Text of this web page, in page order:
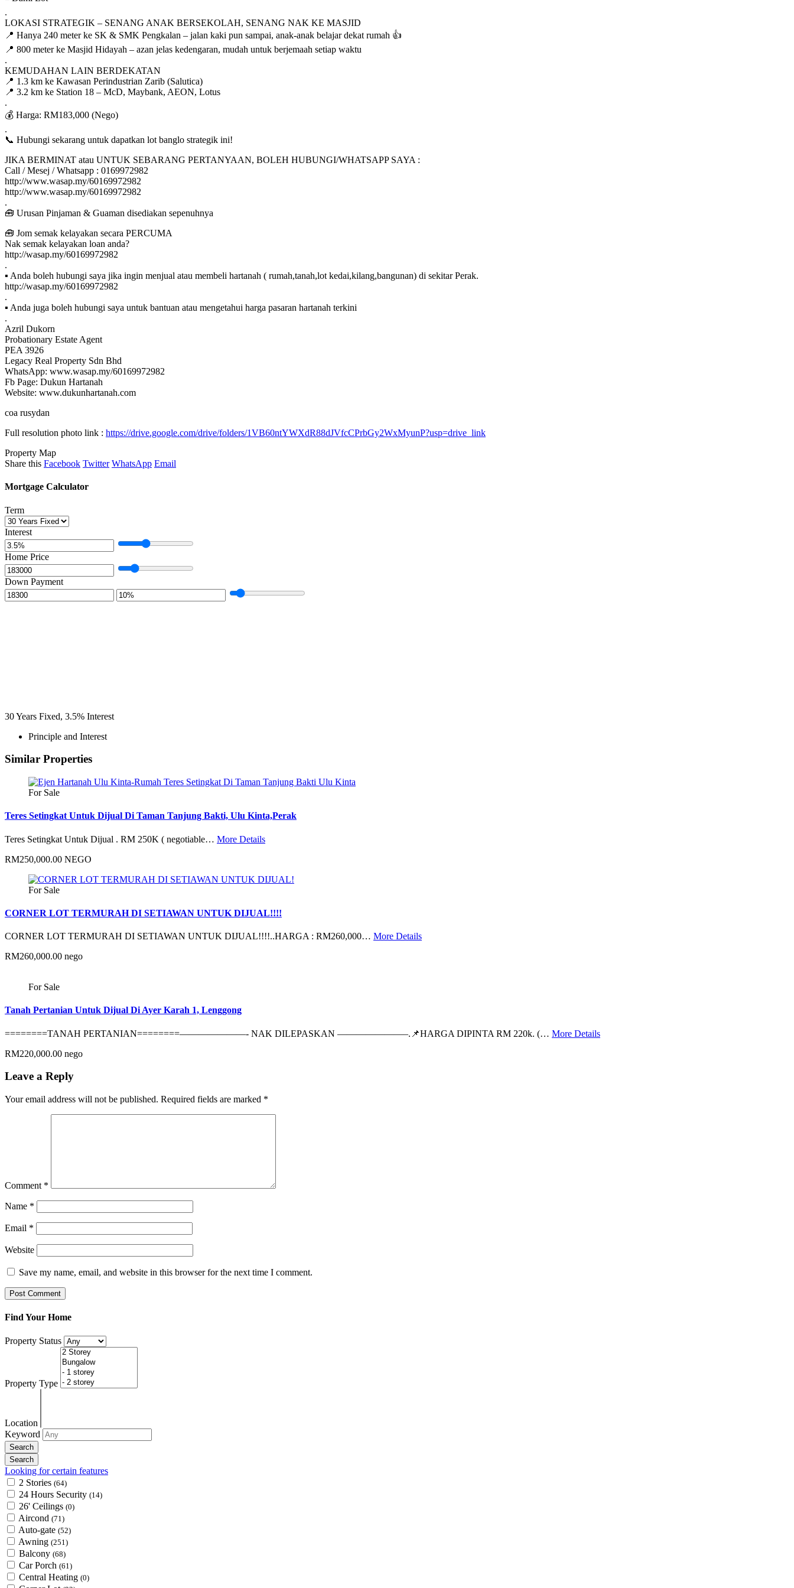
.
LOKASI STRATEGIK – SENANG ANAK BERSEKOLAH, SENANG NAK KE MASJID
📍 Hanya 240 meter ke SK & SMK Pengkalan – jalan kaki pun sampai, anak-anak belajar dekat rumah 👍
📍 800 meter ke Masjid Hidayah – azan jelas kedengaran, mudah untuk berjemaah setiap waktu
.
KEMUDAHAN LAIN BERDEKATAN
📍 1.3 km ke Kawasan Perindustrian Zarib (Salutica)
📍 3.2 km ke Station 18 – McD, Maybank, AEON, Lotus
.
💰 Harga: RM183,000 (Nego)
.
📞 Hubungi sekarang untuk dapatkan lot banglo strategik ini!
JIKA BERMINAT atau UNTUK SEBARANG PERTANYAAN, BOLEH HUBUNGI/WHATSAPP SAYA :
Call / Mesej / Whatsapp : 0169972982
http://www.wasap.my/60169972982
http://www.wasap.my/60169972982
.
🧰 Urusan Pinjaman & Guaman disediakan sepenuhnya
🧰 Jom semak kelayakan secara PERCUMA
Nak semak kelayakan loan anda?
http://wasap.my/60169972982
.
▪ Anda boleh hubungi saya jika ingin menjual atau membeli hartanah ( rumah,tanah,lot kedai,kilang,bangunan) di sekitar Perak.
http://wasap.my/60169972982
.
▪ Anda juga boleh hubungi saya untuk bantuan atau mengetahui harga pasaran hartanah terkini
.
Azril Dukorn
Probationary Estate Agent
PEA 3926
Legacy Real Property Sdn Bhd
WhatsApp: www.wasap.my/60169972982
Fb Page: Dukun Hartanah
Website: www.dukunhartanah.com
coa rusydan
Full resolution photo link : https://drive.google.com/drive/folders/1VB60ntYWXdR88dJVfcCPrbGy2WxMyunP?usp=drive_link
Property Map
Share this Facebook Twitter WhatsApp Email
Mortgage Calculator
Term
Interest
Home Price
Down Payment
30Years Fixed, 3.5% Interest
Principle and Interest
Similar Properties
For Sale
Teres Setingkat Untuk Dijual Di Taman Tanjung Bakti, Ulu Kinta,Perak
Teres Setingkat Untuk Dijual . RM 250K ( negotiable… More Details
RM250,000.00 NEGO
For Sale
CORNER LOT TERMURAH DI SETIAWAN UNTUK DIJUAL!!!!
CORNER LOT TERMURAH DI SETIAWAN UNTUK DIJUAL!!!!..HARGA : RM260,000… More Details
RM260,000.00 nego
For Sale
Tanah Pertanian Untuk Dijual Di Ayer Karah 1, Lenggong
========TANAH PERTANIAN========———————- NAK DILEPASKAN ———————–.📌HARGA DIPINTA RM 220k. (… More Details
RM220,000.00 nego
Leave a Reply
Your email address will not be published. Required fields are marked *
Comment *
Name *
Email *
Website
Save my name, email, and website in this browser for the next time I comment.
Find Your Home
Property Status
Property Type
Location
Keyword
Looking for certain features
2 Stories (64)
24 Hours Security (14)
26' Ceilings (0)
Aircond (71)
Auto-gate (52)
Awning (251)
Balcony (68)
Car Porch (61)
Central Heating (0)